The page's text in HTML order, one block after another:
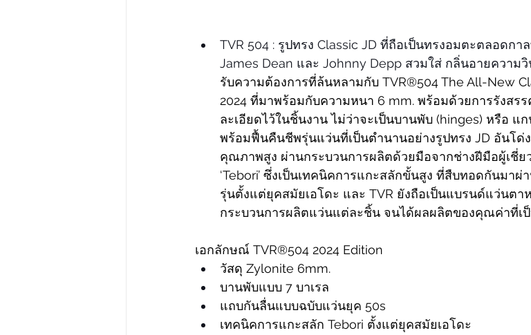
TVR 504 : รูปทรง Classic JD ที่ถือเป็นทรงอมตะตลอดก
James Dean และ Johnny Depp สวมใส่ กลิ่นอายความวิ
รับความต้องการที่ล้นหลามกับ TVR®504 The All-New
2024 ที่มาพร้อมกับความหนา 6 mm. พร้อมด้วยการรังสร
ละเอียดไว้ในชิ้นงาน ไม่ว่าจะเป็นบานพับ (hinges) หรือ แ
พร้อมฟื้นคืนชีพรุ่นแว่นที่เป็นตำนานอย่างรูปทรง JD อันโด่
คุณภาพสูง ผ่านกระบวนการผลิตด้วยมือจากช่างฝีมือผู้เชี่
‘Tebori’ ซึ่งเป็นเทคนิคการแกะสลักขั้นสูง ที่สืบทอดกันมา
รุ่นตั้งแต่ยุคสมัยเอโดะ และ TVR ยังถือเป็นแบรนด์แว่นตา
กระบวนการผลิตแว่นแต่ละชิ้น จนได้ผลผลิตของคุณค่าที่เ
เอกลักษณ์ TVR®504 2024 Edition
วัสดุ Zylonite 6mm.
บานพับแบบ 7 บาเรล
แถบกันลื่นแบบฉบับแว่นยุค 50s
เทคนิคการแกะสลัก Tebori ตั้งแต่ยุคสมัยเอโดะ